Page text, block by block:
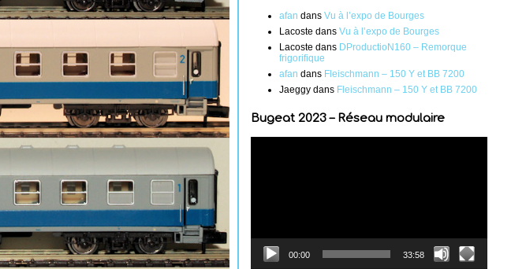
afan dans Vu à l’expo de Bourges
Lacoste dans Vu à l’expo de Bourges
Lacoste dans DProductioN160 – Remorque
frigorifique
afan dans Fleischmann – 150 Y et BB 7200
Jaeggy dans Fleischmann – 150 Y et BB 7200
Bugeat 2023 – Réseau modulaire
00:00 33:58